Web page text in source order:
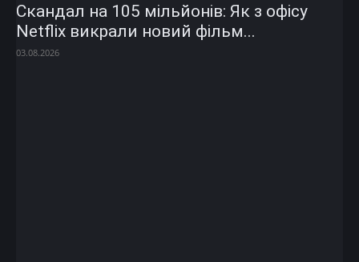
Скандал на 105 мільйонів: Як з офісу
Netflix викрали новий фільм...
03.08.2026